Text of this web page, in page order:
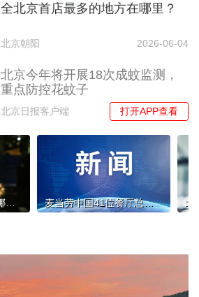
全北京首店最多的地方在哪里？
北京朝阳 2026-06-04
北京今年将开展18次成蚊监测，
重点防控花蚊子
北京日报客户端 打开APP查看
探展日志｜“秘鲁的蒙娜丽莎”首次“离家”展出 麦当劳中国41位餐厅总经理获颁全球雷·克洛克奖